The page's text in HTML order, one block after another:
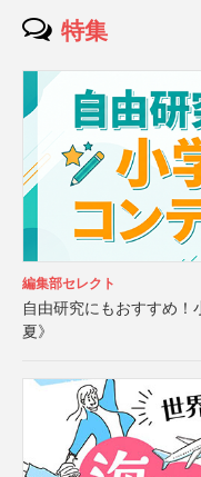
特集
編集部セレクト
自由研究にもおすすめ
夏》